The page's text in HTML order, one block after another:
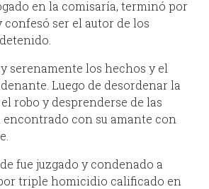
en la comisaría, terminó por
confesó ser el autor de los
serenamente los hechos y el
Luego de desordenar la
robo y desprenderse de las
encontrado con su amante con
fue juzgado y condenado a
triple homicidio calificado en